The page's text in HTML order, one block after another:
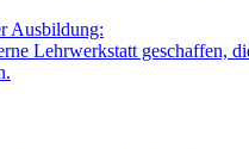
Ausbildung:
Lehrwerkstatt geschaffen,